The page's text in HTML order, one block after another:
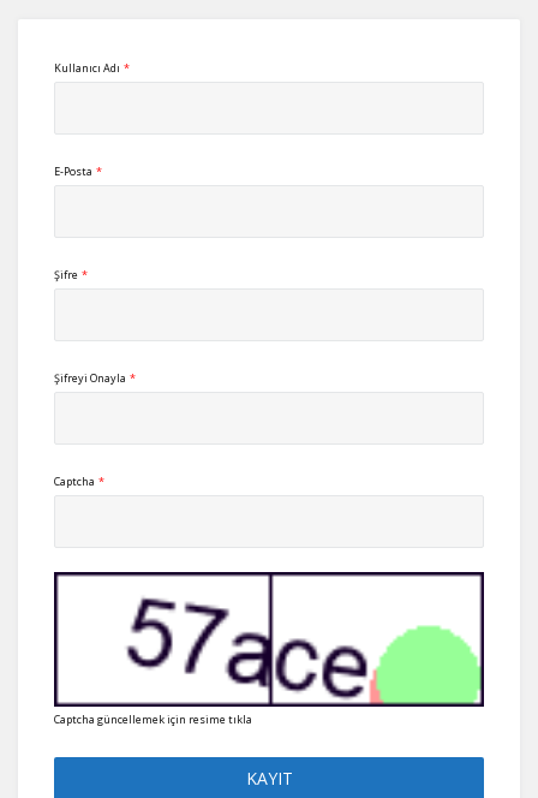
Kullanıcı Adı *
E-Posta *
Şifre *
Şifreyi Onayla *
Captcha *
Captcha güncellemek için resime tıkla